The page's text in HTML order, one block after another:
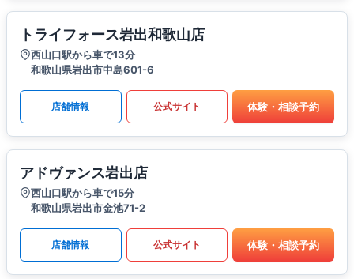
トライフォース岩出和歌山店
西山口駅から車で13分
和歌山県岩出市中島601-6
店舗情報 公式サイト 体験・相談予約
アドヴァンス岩出店
西山口駅から車で15分
和歌山県岩出市金池71-2
店舗情報 公式サイト 体験・相談予約